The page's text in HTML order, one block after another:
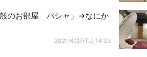
殻のお部屋 パシャ」→なにか
2021/4/27(Tu) 14:33